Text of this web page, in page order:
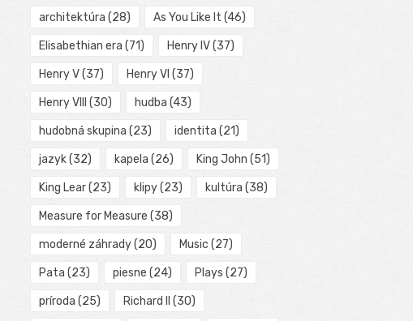
architektúra (28) As You Like It (46)
Elisabethian era (71) Henry IV(37)
Henry V(37) Henry VI (37)
Henry VIII (30) hudba (43)
hudobná skupina (23) identita (21)
jazyk(32) kapela (26) King John (51)
King Lear(23) klipy(23) kultúra (38)
Measure for Measure (38)
moderné záhrady(20) Music (27)
Pata (23) piesne (24) Plays (27)
príroda (25) Richard II (30)